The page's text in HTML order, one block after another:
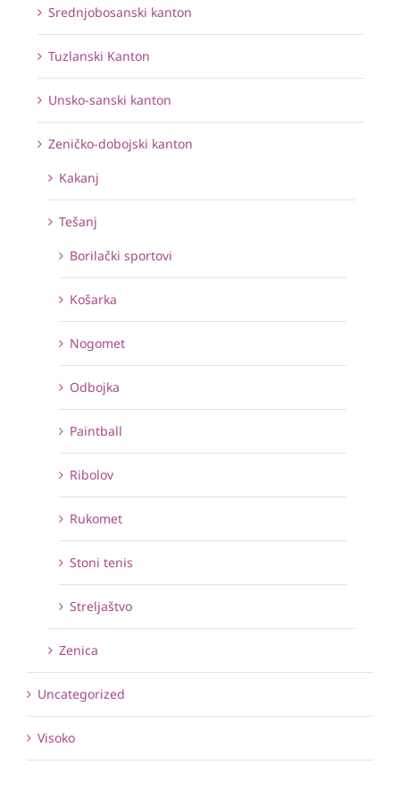
Srednjobosanski kanton
Tuzlanski Kanton
Unsko-sanski kanton
Zeničko-dobojski kanton
Kakanj
Tešanj
Borilački sportovi
Košarka
Nogomet
Odbojka
Paintball
Ribolov
Rukomet
Stoni tenis
Streljaštvo
Zenica
Uncategorized
Visoko